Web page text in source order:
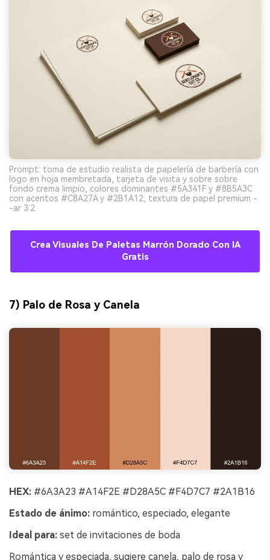
Prompt: toma de estudio realista de papelería de barbería con
logo en hoja membretada, tarjeta de visita y sobre sobre
fondo crema limpio, colores dominantes #5A341F y #8B5A3C
con acentos #C8A27A y #2B1A12, textura de papel premium -
-ar 3:2
Crea Visuales De Paletas Marrón Dorado Con IA
Gratis
7) Palo de Rosa y Canela
HEX: #6A3A23 #A14F2E #D28A5C #F4D7C7 #2A1B16
Estado de ánimo: romántico, especiado, elegante
Ideal para: set de invitaciones de boda
Romántica y especiada, sugiere canela, palo de rosa y